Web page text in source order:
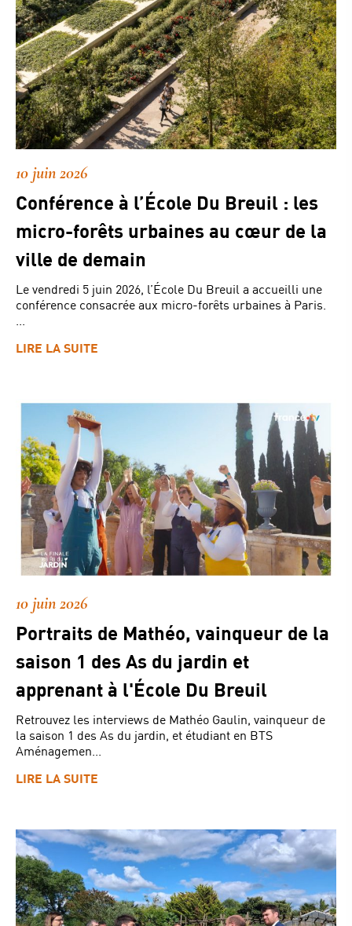
10 juin 2026
Conférence à l’École Du Breuil : les
micro-forêts urbaines au cœur de la
ville de demain
Le vendredi 5 juin 2026, l’École Du Breuil a accueilli une
conférence consacrée aux micro-forêts urbaines à Paris.
LIRE LA SUITE
10 juin 2026
Portraits de Mathéo, vainqueur de la
saison 1 des As du jardin et
apprenant à l'École Du Breuil
Retrouvez les interviews de Mathéo Gaulin, vainqueur de
la saison 1 des As du jardin, et étudiant en BTS
Aménagemen...
LIRE LA SUITE